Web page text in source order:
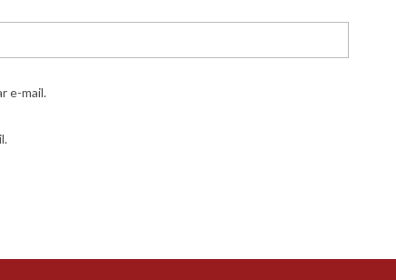
e-mail.